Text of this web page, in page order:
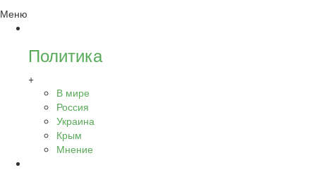
Меню
Политика
+
В мире
Россия
Украина
Крым
Мнение